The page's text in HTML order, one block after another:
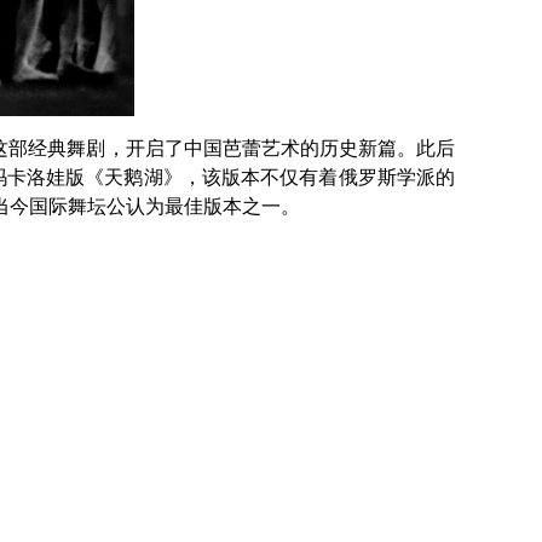
经典舞剧，开启了中国芭蕾艺术的历史新篇。此后
洛娃版《天鹅湖》，该版本不仅有着俄罗斯学派的
国际舞坛公认为最佳版本之一。